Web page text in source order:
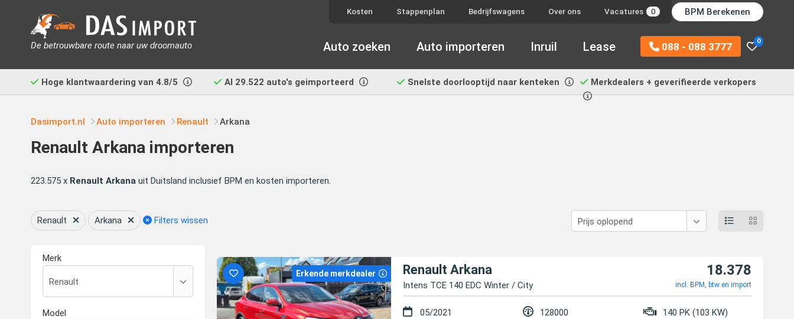
De betrouwbare route naar uw droomauto
Kosten Stappenplan Bedrijfswagens Over ons Vacatures 0 BPM Berekenen
0
088 - 088 3777
Auto zoeken Auto importeren Inruil Lease
Hoge klantwaardering van 4.8/5 Al 29.522 auto's geimporteerd Snelste doorlooptijd naar kenteken Merkdealers + geverifieerde verkopers
Dasimport.nl Auto importeren Renault Arkana
Renault Arkana importeren
223.575 x Renault Arkana uit Duitsland inclusief BPM en kosten importeren.
Renault Arkana Filters wissen
Erkende merkdealer Renault Arkana
Intens TCE 140 EDC Winter / City
18.378
incl. BPM, btw en import
05/2021 128000 140 PK (103 KW)
Merk
Model